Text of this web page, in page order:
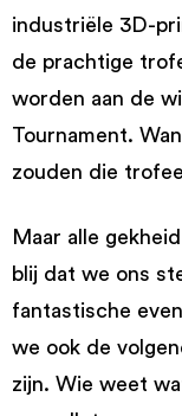
industriële 3D-
de prachtige
worden aan de
Tournament.
zouden die
Maar alle
blij dat we ons
fantastische
we ook de
zijn. Wie weet